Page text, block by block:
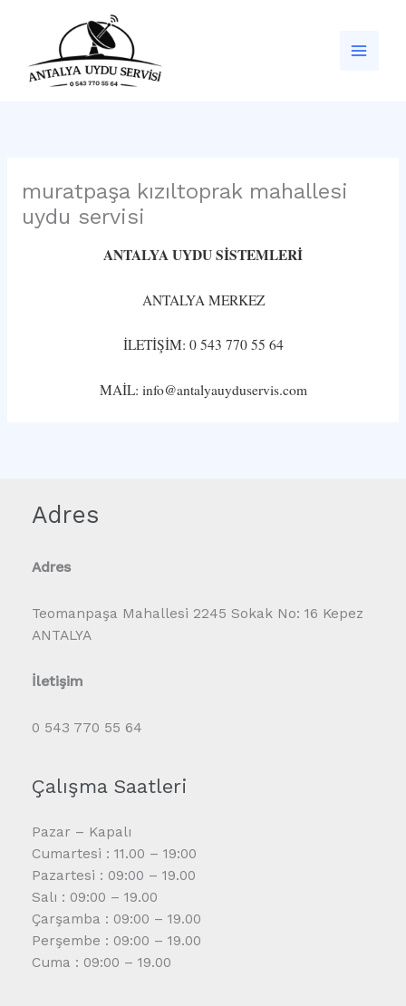
muratpaşa kızıltoprak mahallesi
uydu servisi
ANTALYA UYDU SİSTEMLERİ
ANTALYA MERKEZ
İLETİŞİM: 0 543 770 55 64
MAİL: info@antalyauyduservis.com
Adres
Adres
Teomanpaşa Mahallesi 2245 Sokak No: 16 Kepez
ANTALYA
İletişim
0 543 770 55 64
Çalışma Saatleri
Pazar – Kapalı
Cumartesi : 11.00 – 19:00
Pazartesi : 09:00 – 19.00
Salı : 09:00 – 19.00
Çarşamba : 09:00 – 19.00
Perşembe : 09:00 – 19.00
Cuma : 09:00 – 19.00